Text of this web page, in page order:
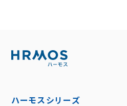
ハーモスシリーズ